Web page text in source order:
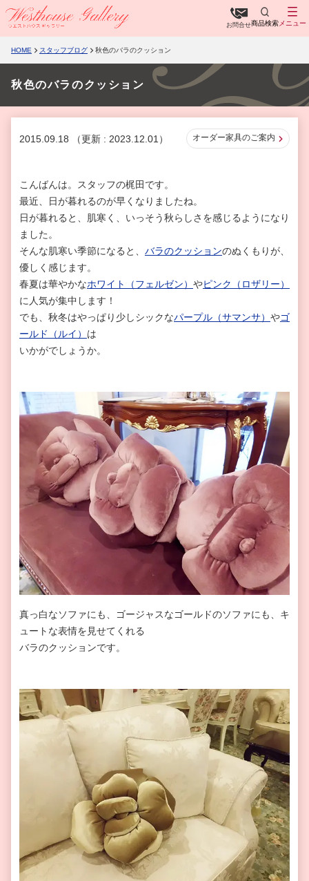
お問合せ商品検索 メニュー
HOME スタッフブログ 秋色のバラのクッション
秋色のバラのクッション
2015.09.18 （更新 : 2023.12.01） オーダー家具のご案内
こんばんは。スタッフの梶田です。
最近、日が暮れるのが早くなりましたね。
日が暮れると、肌寒く、いっそう秋らしさを感じるようになり
ました。
そんな肌寒い季節になると、 バラのクッションのぬくもりが、
優しく感じます。
春夏は華やかなホワイト（フェルゼン） やピンク（ロザリー）
に人気が集中します！
でも、秋冬はやっぱり少しシックなパープル（サマンサ） やゴ
ールド（ルイ） は
いかがでしょうか。
真っ白なソファにも、ゴージャスなゴールドのソファにも、キ
ュートな表情を見せてくれる
バラのクッションです。